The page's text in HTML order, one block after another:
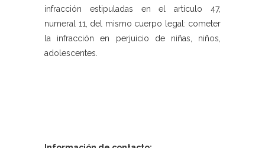
infracción estipuladas en el artículo 47,
numeral 11, del mismo cuerpo legal: cometer
la infracción en perjuicio de niñas, niños,
adolescentes.